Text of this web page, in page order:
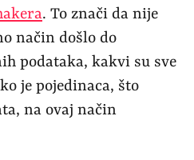
. To znači da nije
način došlo do
podataka, kakvi su sve
je pojedinaca, što
na ovaj način